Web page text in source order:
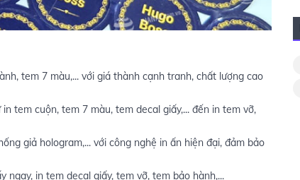
tem 7 màu,... với giá thành cạnh tranh, chất lượng cao
tem cuộn, tem 7 màu, tem decal giấy,... đến in tem vỡ,
giả hologram,... với công nghệ in ấn hiện đại, đảm bảo
ngay, in tem decal giấy, tem vỡ, tem bảo hành,...